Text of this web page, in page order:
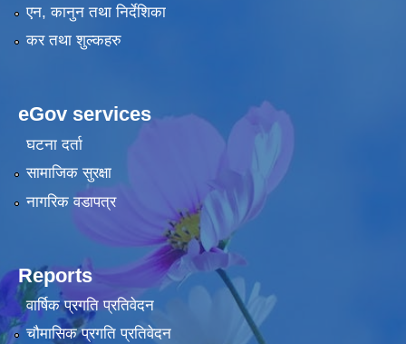
एन, कानुन तथा निर्देशिका
कर तथा शुल्कहरु
eGov services
घटना दर्ता
सामाजिक सुरक्षा
नागरिक वडापत्र
Reports
वार्षिक प्रगति प्रतिवेदन
चौमासिक प्रगति प्रतिवेदन